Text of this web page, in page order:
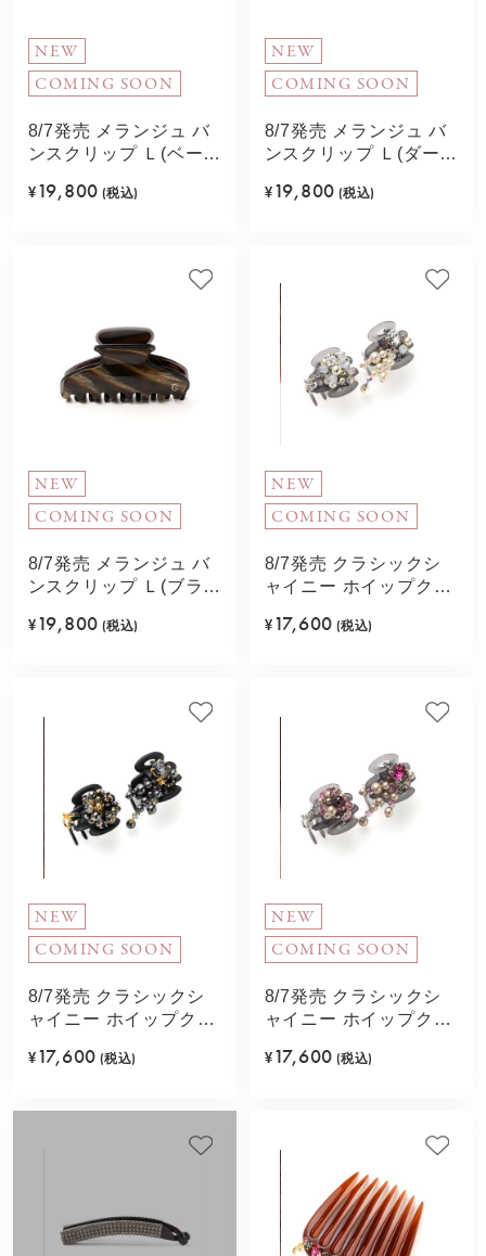
NEW
COMING SOON
8/7発売 メランジュ バ
ンスクリップ Ｌ(ベージ
¥ 19,800 (税込)
NEW
COMING SOON
8/7発売 メランジュ バ
ンスクリップ Ｌ(ダーク
¥ 19,800 (税込)
NEW
COMING SOON
8/7発売 メランジュ バ
ンスクリップ Ｌ(ブラウ
¥ 19,800 (税込)
NEW
COMING SOON
8/7発売 クラシックシ
ャイニー ホイップクリ
ト)
¥ 17,600 (税込)
NEW
COMING SOON
8/7発売 クラシックシ
ャイニー ホイップクリ
ク)
¥ 17,600 (税込)
NEW
COMING SOON
8/7発売 クラシックシ
ャイニー ホイップクリ
¥ 17,600 (税込)